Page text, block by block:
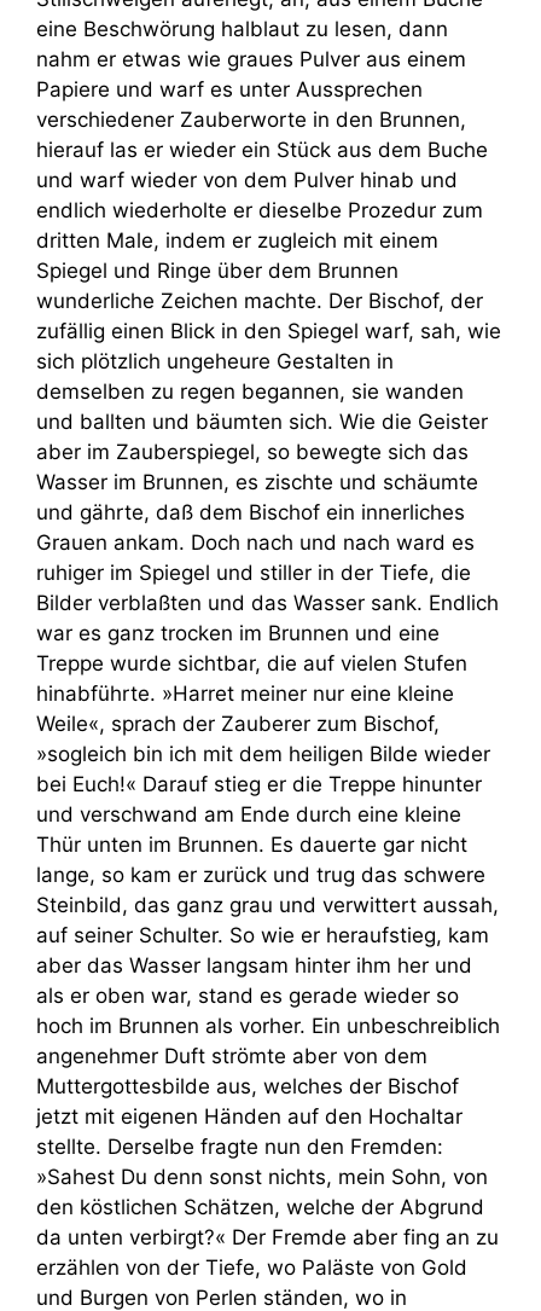
eine Beschwörung halblaut zu lesen, dann
nahm er etwas wie graues Pulver aus einem
Papiere und warf es unter Aussprechen
verschiedener Zauberworte in den Brunnen,
hierauf las er wieder ein Stück aus dem Buche
und warf wieder von dem Pulver hinab und
endlich wiederholte er dieselbe Prozedur zum
dritten Male, indem er zugleich mit einem
Spiegel und Ringe über dem Brunnen
wunderliche Zeichen machte. Der Bischof, der
zufällig einen Blick in den Spiegel warf, sah, wie
sich plötzlich ungeheure Gestalten in
demselben zu regen begannen, sie wanden
und ballten und bäumten sich. Wie die Geister
aber im Zauberspiegel, so bewegte sich das
Wasser im Brunnen, es zischte und schäumte
und gährte, daß dem Bischof ein innerliches
Grauen ankam. Doch nach und nach ward es
ruhiger im Spiegel und stiller in der Tiefe, die
Bilder verblaßten und das Wasser sank. Endlich
war es ganz trocken im Brunnen und eine
Treppe wurde sichtbar, die auf vielen Stufen
hinabführte. »Harret meiner nur eine kleine
Weile«, sprach der Zauberer zum Bischof,
»sogleich bin ich mit dem heiligen Bilde wieder
bei Euch!« Darauf stieg er die Treppe hinunter
und verschwand am Ende durch eine kleine
Thür unten im Brunnen. Es dauerte gar nicht
lange, so kam er zurück und trug das schwere
Steinbild, das ganz grau und verwittert aussah,
auf seiner Schulter. So wie er heraufstieg, kam
aber das Wasser langsam hinter ihm her und
als er oben war, stand es gerade wieder so
hoch im Brunnen als vorher. Ein unbeschreiblich
angenehmer Duft strömte aber von dem
Muttergottesbilde aus, welches der Bischof
jetzt mit eigenen Händen auf den Hochaltar
stellte. Derselbe fragte nun den Fremden:
»Sahest Du denn sonst nichts, mein Sohn, von
den köstlichen Schätzen, welche der Abgrund
da unten verbirgt?« Der Fremde aber fing an zu
erzählen von der Tiefe, wo Paläste von Gold
und Burgen von Perlen ständen, wo in